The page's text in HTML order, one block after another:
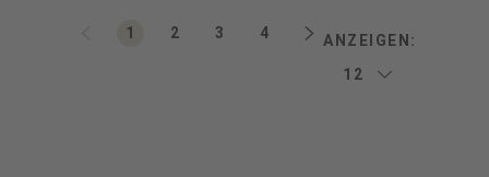
Seite
1 Seite
2 Seite
3 Seite
4 ANZEIGEN: